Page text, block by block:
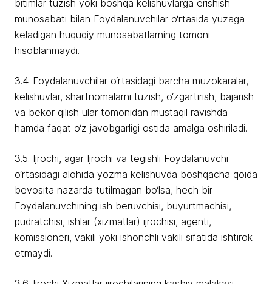
bitimlar tuzish yoki boshqa kelishuvlarga erishish
munosabati bilan Foydalanuvchilar o‘rtasida yuzaga
keladigan huquqiy munosabatlarning tomoni
hisoblanmaydi.
3.4. Foydalanuvchilar o‘rtasidagi barcha muzokaralar,
kelishuvlar, shartnomalarni tuzish, o‘zgartirish, bajarish
va bekor qilish ular tomonidan mustaqil ravishda
hamda faqat o‘z javobgarligi ostida amalga oshiriladi.
3.5. Ijrochi, agar Ijrochi va tegishli Foydalanuvchi
o‘rtasidagi alohida yozma kelishuvda boshqacha qoida
bevosita nazarda tutilmagan bo‘lsa, hech bir
Foydalanuvchining ish beruvchisi, buyurtmachisi,
pudratchisi, ishlar (xizmatlar) ijrochisi, agenti,
komissioneri, vakili yoki ishonchli vakili sifatida ishtirok
etmaydi.